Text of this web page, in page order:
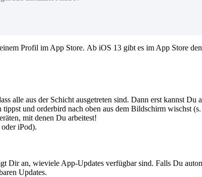
Profil im App Store. Ab iOS 13 gibt es im App Store
alle aus der Schicht ausgetreten sind. Dann erst kannst
und orderbird nach oben aus dem Bildschirm wischst (s.
mit denen Du arbeitest!
iPod).
an, wieviele App-Updates verfügbar sind. Falls Du
Updates.